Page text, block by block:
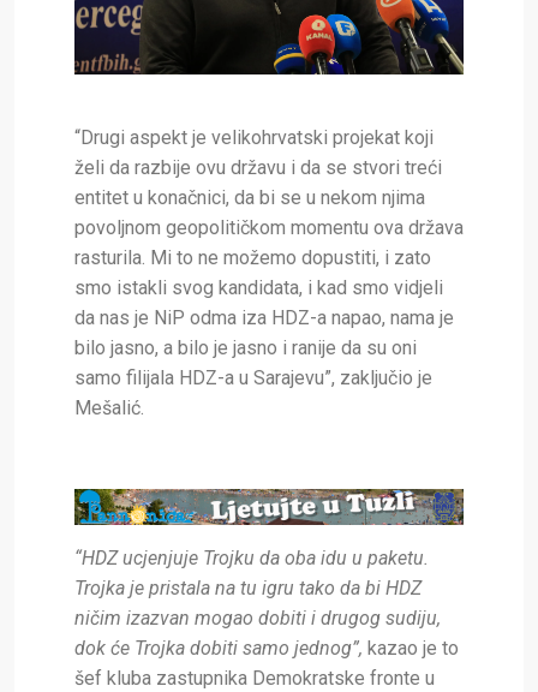
“Drugi aspekt je velikohrvatski projekat koji
želi da razbije ovu državu i da se stvori treći
entitet u konačnici, da bi se u nekom njima
povoljnom geopolitičkom momentu ova država
rasturila. Mi to ne možemo dopustiti, i zato
smo istakli svog kandidata, i kad smo vidjeli
da nas je NiP odma iza HDZ-a napao, nama je
bilo jasno, a bilo je jasno i ranije da su oni
samo filijala HDZ-a u Sarajevu”, zaključio je
Mešalić.
“HDZ ucjenjuje Trojku da oba idu u paketu.
Trojka je pristala na tu igru tako da bi HDZ
ničim izazvan mogao dobiti i drugog sudiju,
dok će Trojka dobiti samo jednog”, kazao je to
šef kluba zastupnika Demokratske fronte u